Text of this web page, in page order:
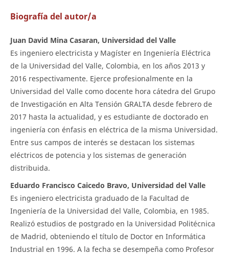
Biografía del autor/a
Juan David Mina Casaran, Universidad del Valle
Es ingeniero electricista y Magíster en Ingeniería Eléctrica
de la Universidad del Valle, Colombia, en los años 2013 y
2016 respectivamente. Ejerce profesionalmente en la
Universidad del Valle como docente hora cátedra del Grupo
de Investigación en Alta Tensión GRALTA desde febrero de
2017 hasta la actualidad, y es estudiante de doctorado en
ingeniería con énfasis en eléctrica de la misma Universidad.
Entre sus campos de interés se destacan los sistemas
eléctricos de potencia y los sistemas de generación
distribuida.
Eduardo Francisco Caicedo Bravo, Universidad del Valle
Es ingeniero electricista graduado de la Facultad de
Ingeniería de la Universidad del Valle, Colombia, en 1985.
Realizó estudios de postgrado en la Universidad Politécnica
de Madrid, obteniendo el título de Doctor en Informática
Industrial en 1996. A la fecha se desempeña como Profesor